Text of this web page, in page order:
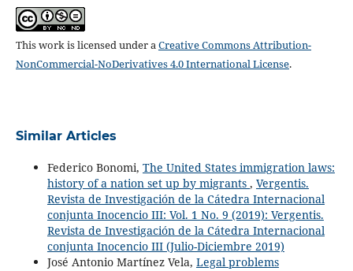
This work is licensed under aCreative Commons Attribution-
NonCommercial-NoDerivatives 4.0 International License.
Similar Articles
Federico Bonomi, The United States immigration laws:
history of a nation set up by migrants , Vergentis.
Revista de Investigación de la Cátedra Internacional
conjunta Inocencio III: Vol. 1 No. 9 (2019): Vergentis.
Revista de Investigación de la Cátedra Internacional
conjunta Inocencio III (Julio-Diciembre 2019)
José Antonio Martínez Vela, Legal problems